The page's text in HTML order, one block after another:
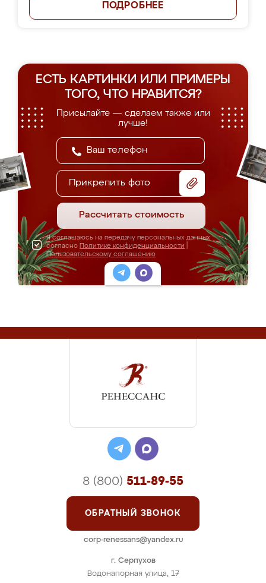
ПОДРОБНЕЕ
ЕСТЬ КАРТИНКИ ИЛИ ПРИМЕРЫ
ТОГО, ЧТО НРАВИТСЯ?
Присылайте — сделаем также или
лучше!
Прикрепить фото
Рассчитать стоимость
Я соглашаюсь на передачу персональных данных
согласно Политике конфиденциальности
Пользовательскому соглашению
г. Серпухов
Водонапорная улица, 17
8 (800) 511-89-55
ОБРАТНЫЙ ЗВОНОК
corp-renessans@yandex.ru